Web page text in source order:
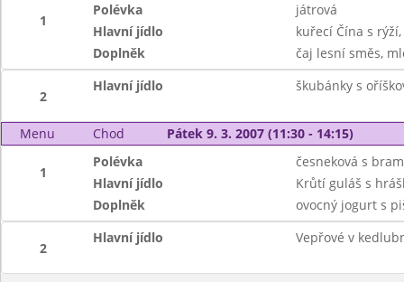
1
Polévka
játrová
Hlavní jídlo
kuřecí Čína s rýží,
Doplněk
čaj lesní směs,
2
Hlavní jídlo škubánky s
Menu Chod Pátek 9. 3. 2007 (11:30 - 14:15)
1
Polévka
česneková s
Hlavní jídlo
Krůtí guláš s
Doplněk
ovocný jogurt s
2
Hlavní jídlo Vepřové v